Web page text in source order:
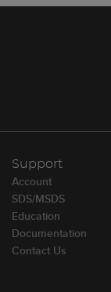
Support
Account
SDS/MSDS
Education
Documentation
Contact Us